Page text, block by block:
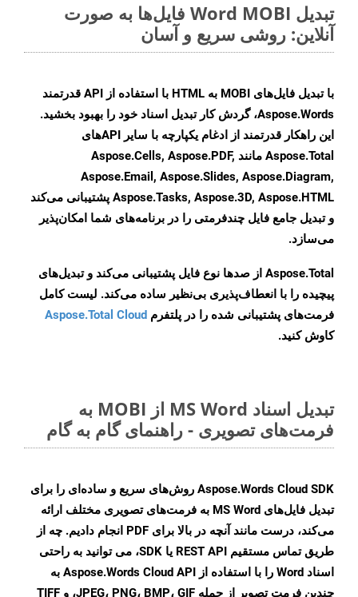
تبدیل Word MOBI فایل‌ها به صورت
آنلاین: روشی سریع و آسان
با تبدیل فایل‌های MOBI به HTML با استفاده از API قدرتمند
Aspose.Words، گردش کار تبدیل اسناد خود را بهبود بخشید.
این راهکار قدرتمند از ادغام یکپارچه با سایر APIهای
Aspose.Total مانند Aspose.Cells, Aspose.PDF,
Aspose.Email, Aspose.Slides, Aspose.Diagram,
Aspose.Tasks, Aspose.3D, Aspose.HTML پشتیبانی می‌کند
و تبدیل جامع فایل چندفرمتی را در برنامه‌های شما امکان‌پذیر
می‌سازد.
Aspose.Total از صدها نوع فایل پشتیبانی می‌کند و تبدیل‌های
پیچیده را با انعطاف‌پذیری بی‌نظیر ساده می‌کند. لیست کامل
فرمت‌های پشتیبانی شده را در پلتفرم Aspose.Total Cloud
کاوش کنید.
تبدیل اسناد MS Word از MOBI به
فرمت‌های تصویری - راهنمای گام به گام
Aspose.Words Cloud SDK روش‌های سریع و ساده‌ای را برای
تبدیل فایل‌های MS Word به فرمت‌های تصویری مختلف ارائه
می‌کند، درست مانند آنچه در بالا برای PDF انجام دادیم. چه از
طریق تماس مستقیم REST API یا SDK، می توانید به راحتی
اسناد Word را با استفاده از Aspose.Words Cloud API به
چندین فرمت تصویر از جمله JPEG، PNG، BMP، GIF، و TIFF